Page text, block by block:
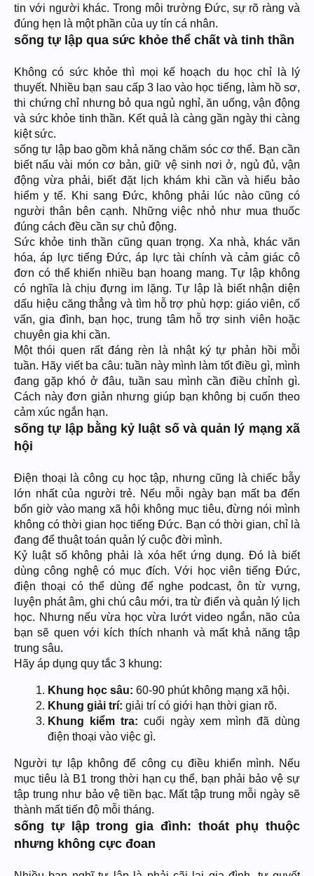
tin với người khác. Trong môi trường Đức, sự rõ ràng và
đúng hẹn là một phần của uy tín cá nhân.
sống tự lập qua sức khỏe thể chất và tinh thần
Không có sức khỏe thì mọi kế hoạch du học chỉ là lý
thuyết. Nhiều bạn sau cấp 3 lao vào học tiếng, làm hồ sơ,
thi chứng chỉ nhưng bỏ qua ngủ nghỉ, ăn uống, vận động
và sức khỏe tinh thần. Kết quả là càng gần ngày thi càng
kiệt sức.
sống tự lập bao gồm khả năng chăm sóc cơ thể. Bạn cần
biết nấu vài món cơ bản, giữ vệ sinh nơi ở, ngủ đủ, vận
động vừa phải, biết đặt lịch khám khi cần và hiểu bảo
hiểm y tế. Khi sang Đức, không phải lúc nào cũng có
người thân bên cạnh. Những việc nhỏ như mua thuốc
đúng cách đều cần sự chủ động.
Sức khỏe tinh thần cũng quan trọng. Xa nhà, khác văn
hóa, áp lực tiếng Đức, áp lực tài chính và cảm giác cô
đơn có thể khiến nhiều bạn hoang mang. Tự lập không
có nghĩa là chịu đựng im lặng. Tự lập là biết nhận diện
dấu hiệu căng thẳng và tìm hỗ trợ phù hợp: giáo viên, cố
vấn, gia đình, bạn học, trung tâm hỗ trợ sinh viên hoặc
chuyên gia khi cần.
Một thói quen rất đáng rèn là nhật ký tự phản hồi mỗi
tuần. Hãy viết ba câu: tuần này mình làm tốt điều gì, mình
đang gặp khó ở đâu, tuần sau mình cần điều chỉnh gì.
Cách này đơn giản nhưng giúp bạn không bị cuốn theo
cảm xúc ngắn hạn.
sống tự lập bằng kỷ luật số và quản lý mạng xã
hội
Điện thoại là công cụ học tập, nhưng cũng là chiếc bẫy
lớn nhất của người trẻ. Nếu mỗi ngày bạn mất ba đến
bốn giờ vào mạng xã hội không mục tiêu, đừng nói mình
không có thời gian học tiếng Đức. Bạn có thời gian, chỉ là
đang để thuật toán quản lý cuộc đời mình.
Kỷ luật số không phải là xóa hết ứng dụng. Đó là biết
dùng công nghệ có mục đích. Với học viên tiếng Đức,
điện thoại có thể dùng để nghe podcast, ôn từ vựng,
luyện phát âm, ghi chú câu mới, tra từ điển và quản lý lịch
học. Nhưng nếu vừa học vừa lướt video ngắn, não của
bạn sẽ quen với kích thích nhanh và mất khả năng tập
trung sâu.
Hãy áp dụng quy tắc 3 khung:
Khung học sâu: 60-90 phút không mạng xã hội.
Khung giải trí: giải trí có giới hạn thời gian rõ.
Khung kiểm tra: cuối ngày xem mình đã dùng
điện thoại vào việc gì.
Người tự lập không để công cụ điều khiển mình. Nếu
mục tiêu là B1 trong thời hạn cụ thể, bạn phải bảo vệ sự
tập trung như bảo vệ tiền bạc. Mất tập trung mỗi ngày sẽ
thành mất tiến độ mỗi tháng.
sống tự lập trong gia đình: thoát phụ thuộc
nhưng không cực đoan